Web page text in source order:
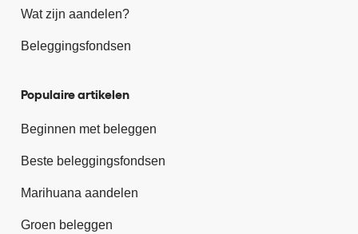
Wat zijn aandelen?
Beleggingsfondsen
Populaire artikelen
Beginnen met beleggen
Beste beleggingsfondsen
Marihuana aandelen
Groen beleggen